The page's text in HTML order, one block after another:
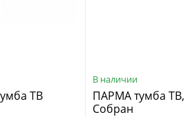
ТВ
В наличии
ПАРМА тумба ТВ,
Собран